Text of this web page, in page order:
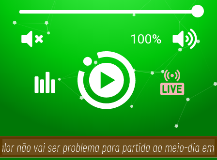
não vai ser problema para partida ao meio-dia em
100%